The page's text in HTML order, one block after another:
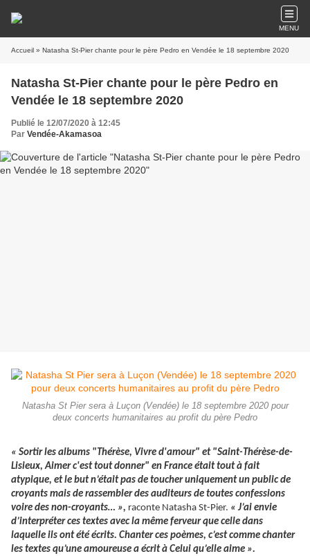
MENU
Accueil » Natasha St-Pier chante pour le père Pedro en Vendée le 18 septembre 2020
Natasha St-Pier chante pour le père Pedro en
Vendée le 18 septembre 2020
Publié le 12/07/2020 à 12:45
Par Vendée-Akamasoa
Natasha St Pier sera à Luçon (Vendée) le 18 septembre 2020 pour
deux concerts humanitaires au profit du père Pedro
« Sortir les albums "Thérèse, Vivre d'amour" et "Saint-Thérèse-de-
Lisieux, Aimer c'est tout donner" en France était tout à fait
atypique, et le but n’était pas de toucher uniquement un public de
croyants mais de rassembler des auditeurs de toutes confessions
voire des non-croyants… », raconte Natasha St-Pier. « J’ai envie
d’interpréter ces textes avec la même ferveur que celle dans
laquelle ils ont été écrits. Chanter ces poèmes, c’est comme chanter
les textes qu’une amoureuse a écrit à Celui qu’elle aime ».